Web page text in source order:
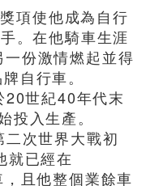
項使他成為自行
。在他騎車生涯
份激情燃起並得
自行車。
世紀40年代末
入生產。
次世界大戰初
就已經在
且他整個業餘車